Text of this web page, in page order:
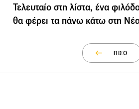
Τελευταίο στη λίστα, ένα
θα φέρει τα πάνω κάτω στη
ΠΙΣΩ